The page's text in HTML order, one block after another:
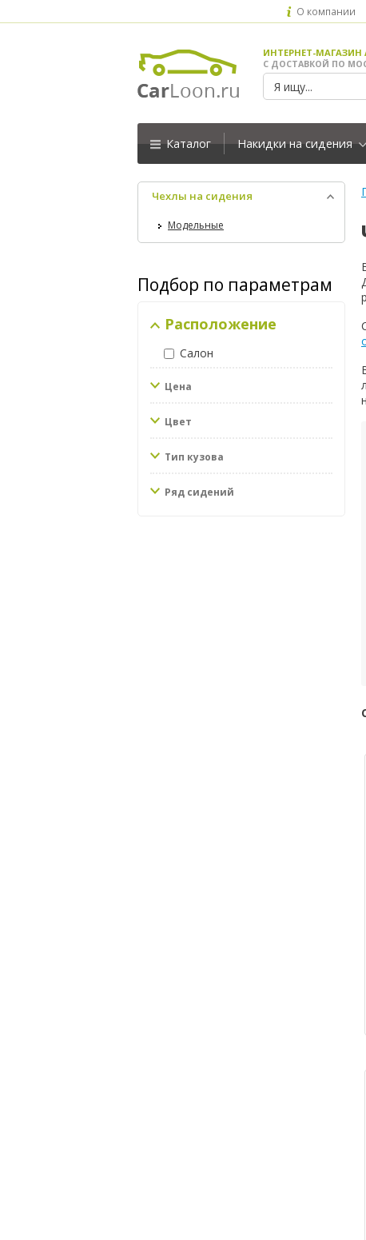
О компании
ИНТЕРНЕТ-МАГАЗИН
С ДОСТАВКОЙ ПО
Каталог Накидки на сидения
Чехлы на сидения
Модельные
Подбор по параметрам
Расположение
Салон
Цена
Цвет
Тип кузова
Ряд сидений